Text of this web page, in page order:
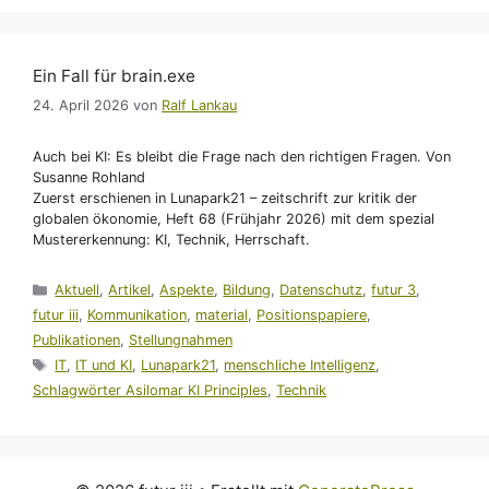
Ein Fall für brain.exe
24. April 2026 von Ralf Lankau
Auch bei KI: Es bleibt die Frage nach den richtigen Fragen. Von
Susanne Rohland
Zuerst erschienen in Lunapark21 – zeitschrift zur kritik der
globalen ökonomie, Heft 68 (Frühjahr 2026) mit dem spezial
Mustererkennung: KI, Technik, Herrschaft.
Kategorien
Aktuell,Artikel,Aspekte, Bildung, Datenschutz,futur 3,
futur iii, Kommunikation, material, Positionspapiere,
Publikationen, Stellungnahmen
Schlagwörter
IT, IT und KI, Lunapark21, menschliche Intelligenz,
Schlagwörter Asilomar KI Principles, Technik